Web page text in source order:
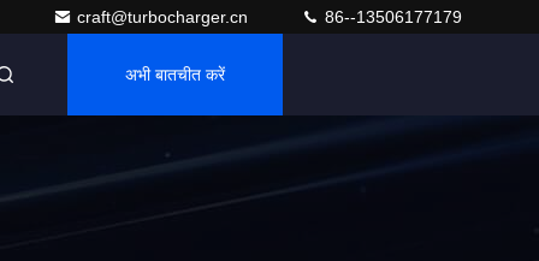
craft@turbocharger.cn 86--13506177179
अभी बातचीत करें